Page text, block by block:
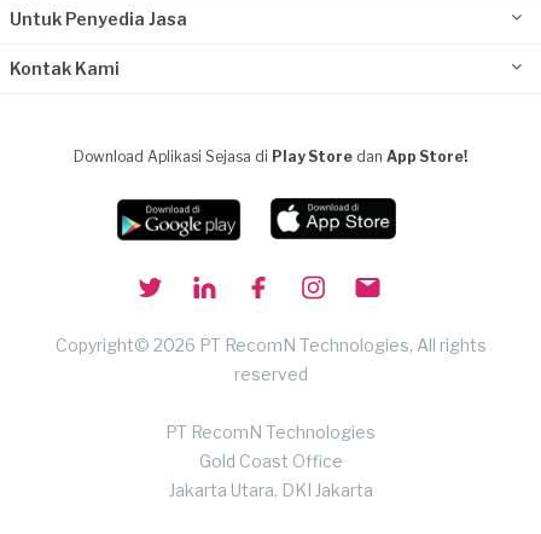
Untuk Penyedia Jasa
Kontak Kami
Download Aplikasi Sejasa di Play Store dan App Store!
Copyright© 2026 PT RecomN Technologies, All rights
reserved
PT RecomN Technologies
Gold Coast Office
Jakarta Utara, DKI Jakarta